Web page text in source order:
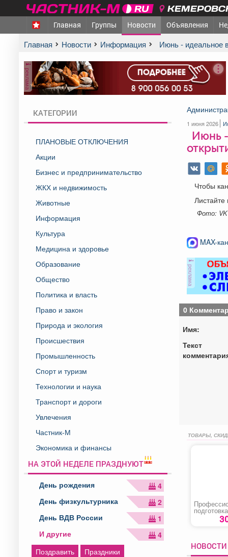
Главная Группы Новости Объявления
Главная Новости Информация Июнь - идеальное
реклама
КАТЕГОРИИ
ПЛАНОВЫЕ ОТКЛЮЧЕНИЯ
Акции
Бизнес и предпринимательство
ЖКХ и недвижимость
Животные
Информация
Культура
Медицина и здоровье
Образование
Общество
Политика и власть
Право и закон
Природа и экология
Происшествия
Промышленность
Спорт и туризм
Технологии и наука
Транспорт и дороги
Увлечения
Частник-М
Экономика и финансы
НА ЭТОЙ НЕДЕЛЕ ПРАЗДНУЮТ
День рождения
4
День физкультурника
2
День ВДВ России
1
И другие
4
Поздравить
Праздники
1 июня 2026
Июнь
Чтобы
Листайте
Фото: VK
MAX-
реклама
0
Имя:
Текст
ТОВАРЫ,
повышение